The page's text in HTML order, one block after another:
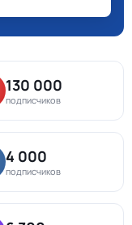
130 000
подписчиков
4 000
подписчиков